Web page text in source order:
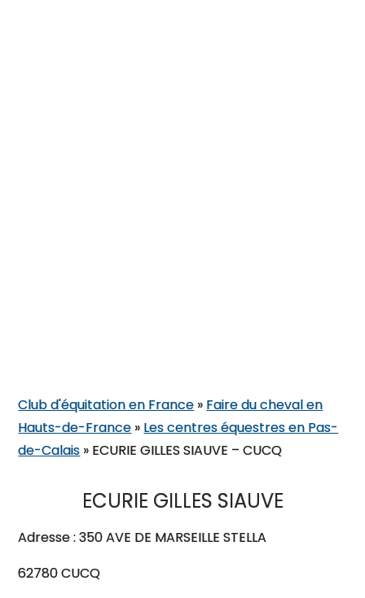
Club d'équitation en France » Faire du cheval en
Hauts-de-France » Les centres équestres en Pas-
de-Calais » ECURIE GILLES SIAUVE – CUCQ
ECURIE GILLES SIAUVE
Adresse : 350 AVE DE MARSEILLE STELLA
62780 CUCQ